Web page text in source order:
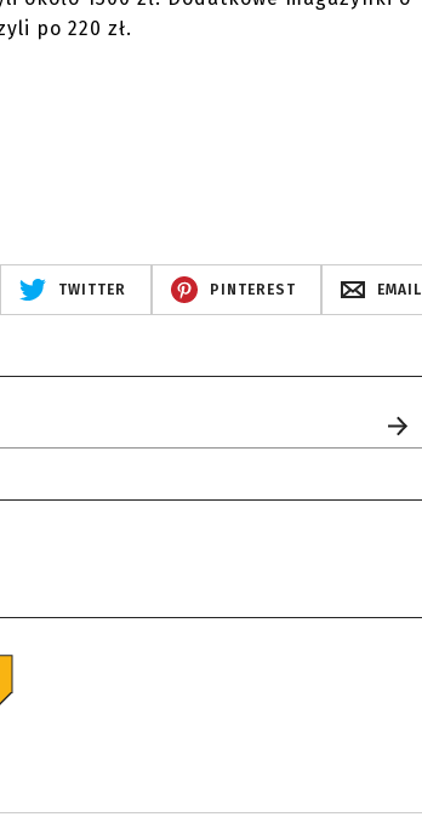
po 220 zł.
TWITTER PINTEREST EMAIL